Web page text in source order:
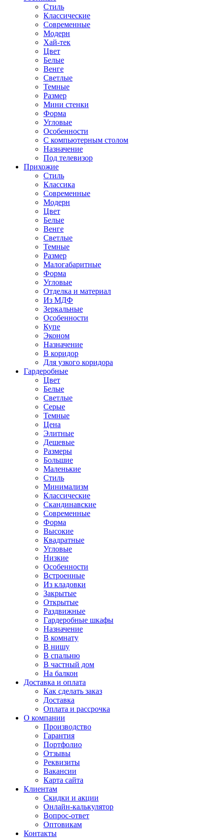
Стиль
Классические
Современные
Модерн
Хай-тек
Цвет
Белые
Венге
Светлые
Темные
Размер
Мини стенки
Форма
Угловые
Особенности
С компьютерным столом
Назначение
Под телевизор
Прихожие
Стиль
Классика
Современные
Модерн
Цвет
Белые
Венге
Светлые
Темные
Размер
Малогабаритные
Форма
Угловые
Отделка и материал
Из МДФ
Зеркальные
Особенности
Купе
Эконом
Назначение
В коридор
Для узкого коридора
Гардеробные
Цвет
Белые
Светлые
Серые
Темные
Цена
Элитные
Дешевые
Размеры
Большие
Маленькие
Стиль
Минимализм
Классические
Скандинавские
Современные
Форма
Высокие
Квадратные
Угловые
Низкие
Особенности
Встроенные
Из кладовки
Закрытые
Открытые
Раздвижные
Гардеробные шкафы
Назначение
В комнату
В нишу
В спальню
В частный дом
На балкон
Доставка и оплата
Как сделать заказ
Доставка
Оплата и рассрочка
О компании
Производство
Гарантия
Портфолио
Отзывы
Реквизиты
Вакансии
Карта сайта
Клиентам
Скидки и акции
Онлайн-калькулятор
Вопрос-ответ
Оптовикам
Контакты